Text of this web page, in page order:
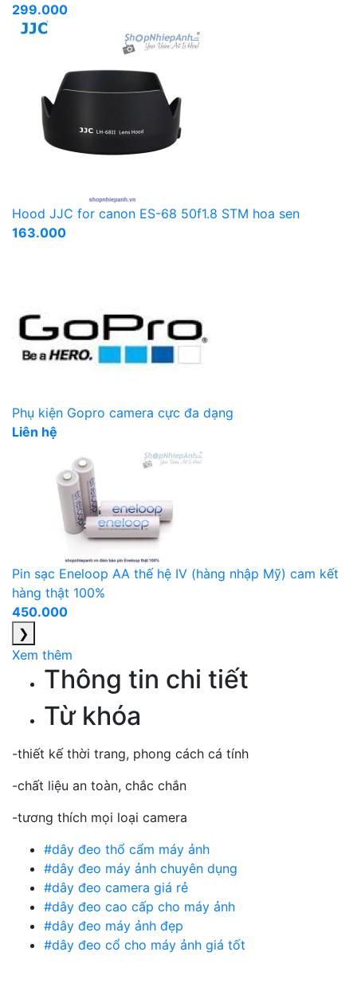
299.000
Hood JJC for canon ES-68 50f1.8 STM hoa sen
163.000
Phụ kiện Gopro camera cực đa dạng
Liên hệ
Pin sạc Eneloop AA thế hệ IV (hàng nhập Mỹ) cam kết
hàng thật 100%
450.000
❯
Xem thêm
Thông tin chi tiết
Từ khóa
-thiết kế thời trang, phong cách cá tính
-chất liệu an toàn, chắc chắn
-tương thích mọi loại camera
#dây đeo thổ cẩm máy ảnh
#dây đeo máy ảnh chuyên dụng
#dây đeo camera giá rẻ
#dây đeo cao cấp cho máy ảnh
#dây đeo máy ảnh đẹp
#dây đeo cổ cho máy ảnh giá tốt